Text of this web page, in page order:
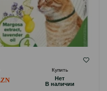
Купить
Hет
B наличии